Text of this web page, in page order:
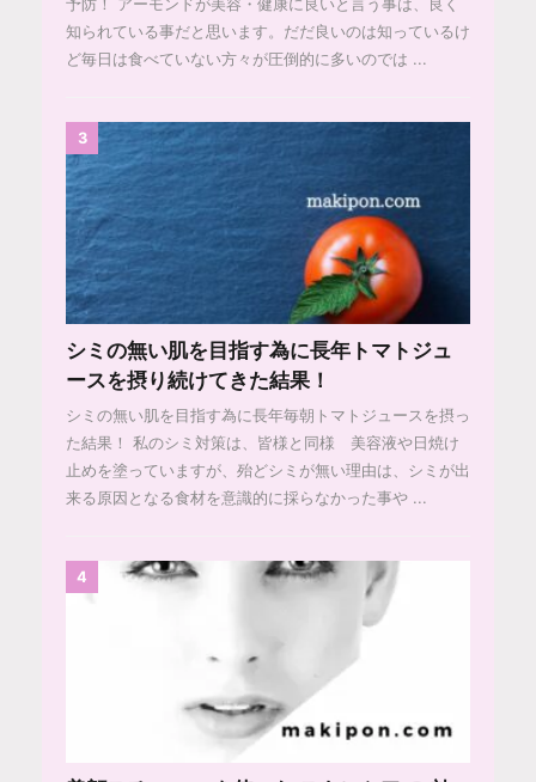
予防！ アーモンドが美容・健康に良いと言う事は、良く
知られている事だと思います。だだ良いのは知っているけ
ど毎日は食べていない方々が圧倒的に多いのでは ...
3
シミの無い肌を目指す為に長年トマトジュ
ースを摂り続けてきた結果！
シミの無い肌を目指す為に長年毎朝トマトジュースを摂っ
た結果！ 私のシミ対策は、皆様と同様 美容液や日焼け
止めを塗っていますが、殆どシミが無い理由は、シミが出
来る原因となる食材を意識的に採らなかった事や ...
4